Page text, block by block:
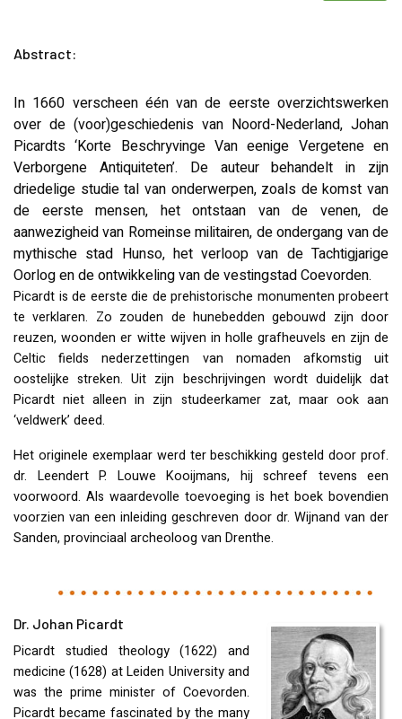
Abstract:
In 1660 verscheen één van de eerste overzichtswerken
over de (voor)geschiedenis van Noord-Nederland, Johan
Picardts ‘Korte Beschryvinge Van eenige Vergetene en
Verborgene Antiquiteten’. De auteur behandelt in zijn
driedelige studie tal van onderwerpen, zoals de komst van
de eerste mensen, het ontstaan van de venen, de
aanwezigheid van Romeinse militairen, de ondergang van de
mythische stad Hunso, het verloop van de Tachtigjarige
Oorlog en de ontwikkeling van de vestingstad Coevorden.
Picardt is de eerste die de prehistorische monumenten probeert
te verklaren. Zo zouden de hunebedden gebouwd zijn door
reuzen, woonden er witte wijven in holle grafheuvels en zijn de
Celtic fields nederzettingen van nomaden afkomstig uit
oostelijke streken. Uit zijn beschrijvingen wordt duidelijk dat
Picardt niet alleen in zijn studeerkamer zat, maar ook aan
‘veldwerk’ deed.
Het originele exemplaar werd ter beschikking gesteld door prof.
dr. Leendert P. Louwe Kooijmans, hij schreef tevens een
voorwoord. Als waardevolle toevoeging is het boek bovendien
voorzien van een inleiding geschreven door dr. Wijnand van der
Sanden, provinciaal archeoloog van Drenthe.
Dr. Johan Picardt
Picardt studied theology (1622) and
medicine (1628) at Leiden University and
was the prime minister of Coevorden.
Picardt became fascinated by the many